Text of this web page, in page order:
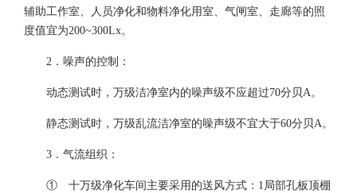
辅助工作室、人员净化和物料净化用室、气闸室、走廊等的照
度值宜为200~300Lx。
2．噪声的控制：
动态测试时，万级洁净室内的噪声级不应超过70分贝A。
静态测试时，万级乱流洁净室的噪声级不宜大于60分贝A。
3．气流组织：
① 十万级净化车间主要采用的送风方式：1局部孔板顶棚